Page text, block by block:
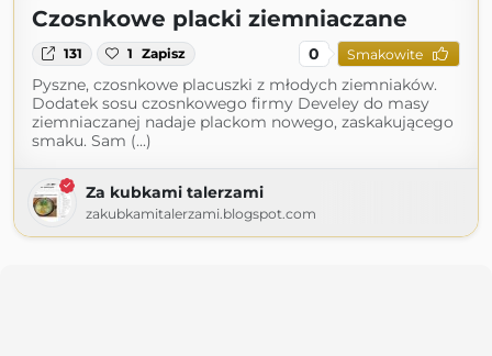
Czosnkowe placki ziemniaczane
131 1 Zapisz 0 Smakowite
Pyszne, czosnkowe placuszki z młodych ziemniaków.
Dodatek sosu czosnkowego firmy Develey do masy
ziemniaczanej nadaje plackom nowego, zaskakującego
smaku. Sam (...)
Za kubkami talerzami
zakubkamitalerzami.blogspot.com